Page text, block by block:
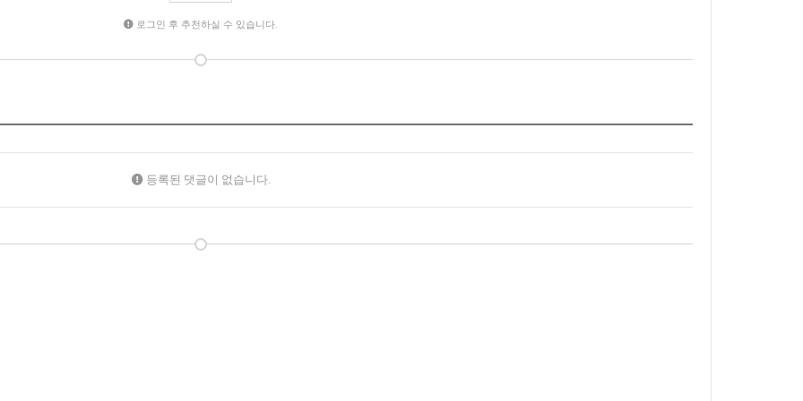
로그인 후 추천하실 수 있습니다.
등록된 댓글이 없습니다.